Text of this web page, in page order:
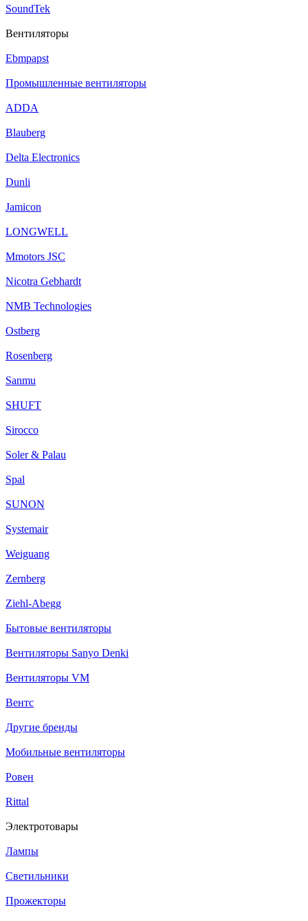
SoundTek
Вентиляторы
Ebmpapst
Промышленные вентиляторы
ADDA
Blauberg
Delta Electronics
Dunli
Jamicon
LONGWELL
Mmotors JSC
Nicotra Gebhardt
NMB Technologies
Ostberg
Rosenberg
Sanmu
SHUFT
Sirocco
Soler & Palau
Spal
SUNON
Systemair
Weiguang
Zernberg
Ziehl-Abegg
Бытовые вентиляторы
Вентиляторы Sanyo Denki
Вентиляторы VM
Вентс
Другие бренды
Мобильные вентиляторы
Ровен
Rittal
Электротовары
Лампы
Светильники
Прожекторы